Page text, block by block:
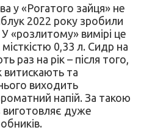
у «Рогатого зайця» не
2022 року зробили
«розлитому» вимірі це
0,33 л. Сидр на
раз на рік – після того,
витискають та
виходить
напій. За такою
виготовляє дуже